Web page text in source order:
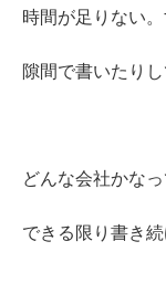
時間が足りない
隙間で書いたりし
どんな会社かな
できる限り書き